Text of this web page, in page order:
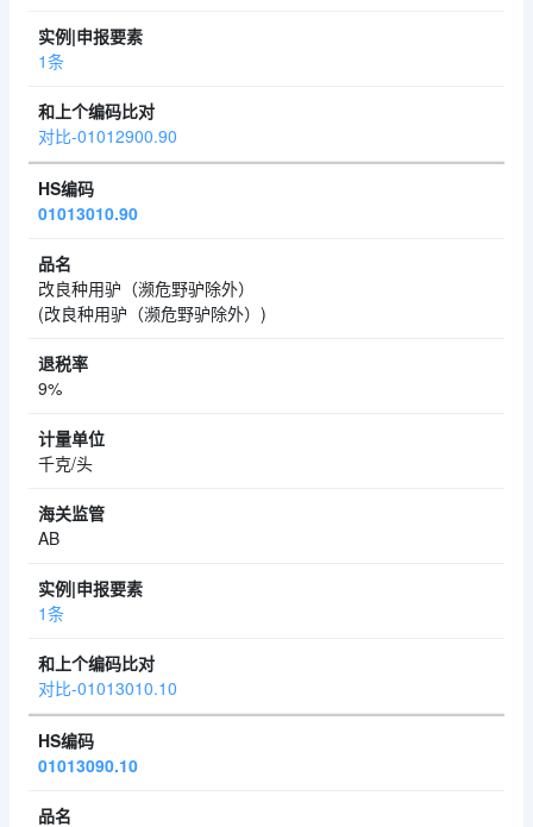
1条
对比-01012900.90
01013010.90
改良种用驴（濒危野驴除外）
(改良种用驴（濒危野驴除外）)
9%
千克/头
AB
1条
对比-01013010.10
01013090.10